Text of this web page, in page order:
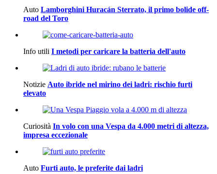
Auto Lamborghini Huracán Sterrato, il primo bolide off-
road del Toro
Info utili I metodi per caricare la batteria dell'auto
Notizie Auto ibride nel mirino dei ladri: rischio furti
elevato
Curiosità In volo con una Vespa da 4.000 metri di altezza,
impresa eccezionale
Auto Furti auto, le preferite dai ladri